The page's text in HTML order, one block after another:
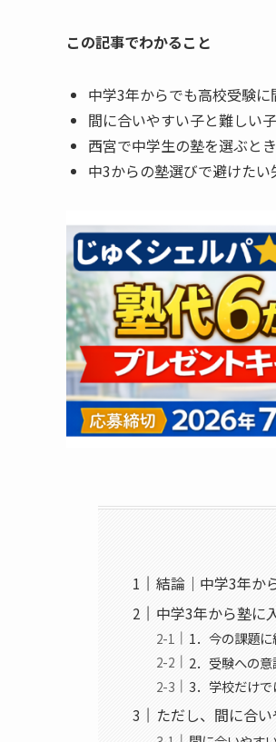
この記事でわかること
中学3年からでも高校受験
間に合いやすい子と難しい
西宮で中学生の塾を選ぶと
中3からの塾選びで避けたい
結論｜中学3年か
中学3年から塾に
1．今の課題
2．受験への
3．学校だけ
ただし、間に合